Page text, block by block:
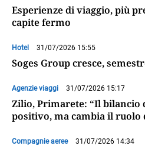
Esperienze di viaggio, più
capite fermo
Hotel 31/07/2026 15:55
Soges Group cresce,
Agenzie viaggi 31/07/2026 15:17
Zilio, Primarete: “Il bilancio
positivo, ma cambia il ruolo
Compagnie aeree 31/07/2026 14:34